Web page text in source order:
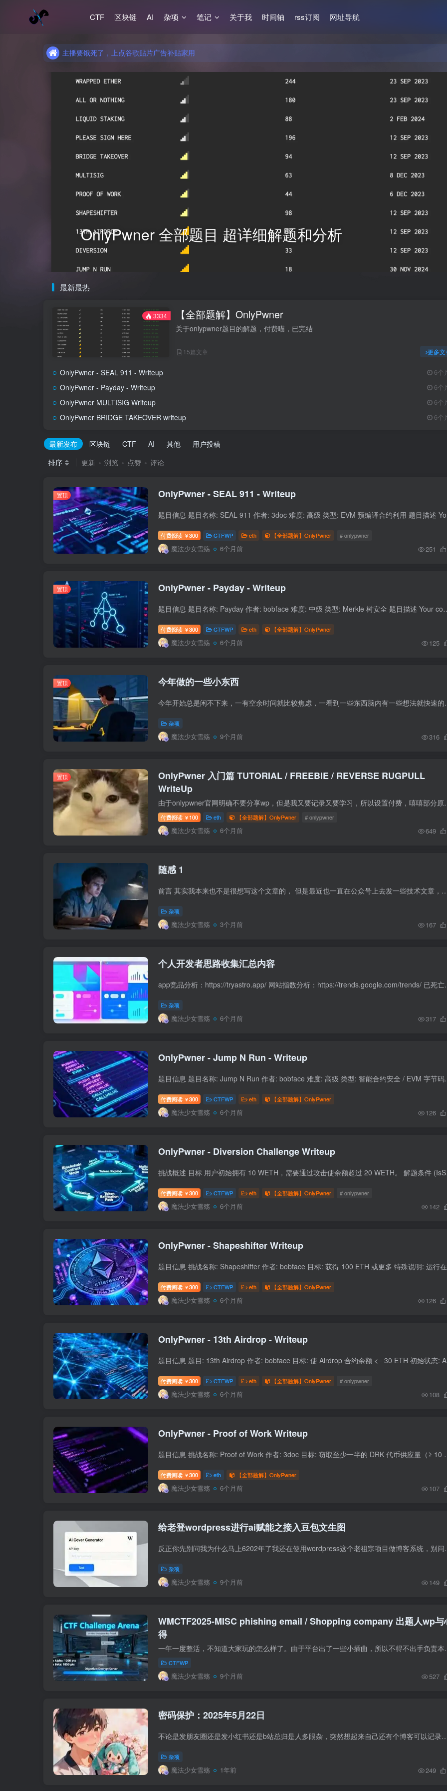
CTF 区块链 AI 杂项 笔记 关于我 时间轴 rss订阅 网址导航
主播要饿死了，上点谷歌贴片广告补贴家用
主播要饿死了，上点谷歌贴片广告补贴家用
OnlyPwner 全部题目 超详细解题和分析
最新最热
3334 【全部题解】OnlyPwner
关于onlypwner题目的解题，付费喵，已完结
15篇文章 更多文
OnlyPwner - SEAL 911 - Writeup 6个
OnlyPwner - Payday - Writeup 6个
OnlyPwner MULTISIG Writeup 6个
OnlyPwner BRIDGE TAKEOVER writeup 6个
最新发布 区块链 CTF AI 其他
用户投稿
排序
更新 浏览 点赞 评论
置顶 OnlyPwner - SEAL 911 - Writeup
付费阅读 ￥300 CTFWP eth 【全部题解】OnlyPwner # onlypwner
魔法少女雪殇 6个月前 251
置顶 OnlyPwner - Payday - Writeup
题目信息 题目名称: Payday 作者: bobface 难度: 中级 类型:
付费阅读 ￥300 CTFWP eth 【全部题解】OnlyPwner
魔法少女雪殇 6个月前 125
置顶 今年做的一些小东西
今年开始总是闲不下来，一有空余时间
杂项
魔法少女雪殇 9个月前 316
置顶
OnlyPwner 入门篇 TUTORIAL / FREEBIE / REVERSE RUGPULL
WriteUp
由于onlypwner官网明确不要分享wp，但是我又要
付费阅读 ￥ 100 eth 【全部题解】OnlyPwner # onlypwner
魔法少女雪殇 6个月前 649
随感 1
前言 其实我本来也不是很想写这个文章的， 但是最近也一直在公众号上去发一些技术文章，博客上也疏忽了，后面博客更多的是用来发自己的感想，思考。 公众号二维码，可以扫码关注 正文 自从19年...
杂项
魔法少女雪殇 3个月前 167
个人开发者思路收集汇总内容
app竞品分析：https://
杂项
魔法少女雪殇 6个月前 317
OnlyPwner - Jump N Run - Writeup
题目信息 题目名称: Jump N Run 作
付费阅读 ￥300 CTFWP eth 【全部题解】OnlyPwner
魔法少女雪殇 6个月前 126
OnlyPwner - Diversion Challenge Writeup
付费阅读 ￥300 CTFWP eth 【全部题解】OnlyPwner # onlypwner
魔法少女雪殇 6个月前 142
OnlyPwner - Shapeshifter Writeup
付费阅读 ￥300 CTFWP eth 【全部题解】OnlyPwner
魔法少女雪殇 6个月前 126
OnlyPwner - 13th Airdrop - Writeup
付费阅读 ￥300 CTFWP eth 【全部题解】OnlyPwner # onlypwner
魔法少女雪殇 6个月前 108
OnlyPwner - Proof of Work Writeup
题目信息 挑战名称: Proof of Work 作者: 3doc
付费阅读 ￥300 eth 【全部题解】OnlyPwner
魔法少女雪殇 6个月前 107
给老登wordpress进行ai赋能之接入豆包文生图
反正你先别问我为什么马上6202年了我
杂项
魔法少女雪殇 9个月前 149
WMCTF2025-MISC phishing email / Shopping company 出题人wp与
得
一年一度整活，不知道大家玩的怎么样了
CTFWP
魔法少女雪殇 9个月前 527
密码保护：2025年5月22日
不论是发朋友圈还是发小红书还是b站总归是人多眼杂，突然想起来自己还有个博客可以记录一下。 近期即将离职，这也是我在百度度过最爽的一个月了，终于能够做到一些想要去做的事情。计划离职后去...
杂项
魔法少女雪殇 1年前 249